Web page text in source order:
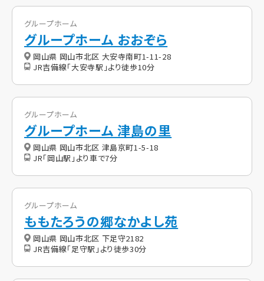
グループホーム
グループホーム おおぞら
岡山県 岡山市北区 大安寺南町1-11-28
JR吉備線「大安寺駅」より徒歩10分
グループホーム
グループホーム 津島の里
岡山県 岡山市北区 津島京町1-5-18
JR「岡山駅」より車で7分
グループホーム
ももたろうの郷なかよし苑
岡山県 岡山市北区 下足守2182
JR吉備線「足守駅」より徒歩30分